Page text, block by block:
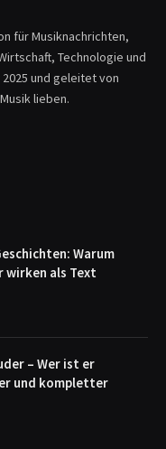
für Musiknachrichten,
Technologie und
und geleitet von
lieben.
Warum
wirken als Text
– Wer ist er
und kompletter